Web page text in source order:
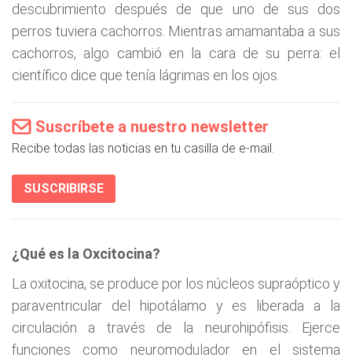
descubrimiento después de que uno de sus dos
perros tuviera cachorros. Mientras amamantaba a sus
cachorros, algo cambió en la cara de su perra: el
científico dice que tenía lágrimas en los ojos.
Suscríbete a nuestro newsletter
Recibe todas las noticias en tu casilla de e-mail.
SUSCRIBIRSE
¿Qué es la Oxcitocina?
La oxitocina, se produce por los núcleos supraóptico y
paraventricular del hipotálamo y es liberada a la
circulación a través de la neurohipófisis. Ejerce
funciones como neuromodulador en el sistema